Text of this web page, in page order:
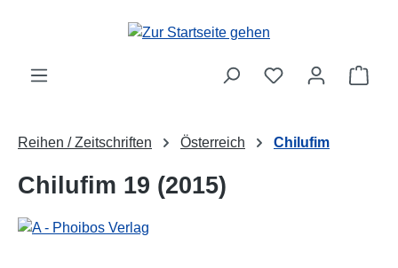
Zum Hauptinhalt springen
Reihen / Zeitschriften Österreich Chilufim
Chilufim 19 (2015)